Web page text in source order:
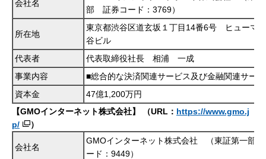
会社名
部 証券コード：3769）
所在地
東京都渋谷区道玄坂１丁目14番6号 ヒューマ
谷ビル
代表者
代表取締役社長 相浦 一成
事業内容
■総合的な決済関連サービス及び金融関連サー
資本金
47億1,200万円
【GMOインターネット株式会社】
（URL： https://www.gmo.j
p/
）
会社名
GMOインターネット株式会社 （東証第一部
ード：9449）